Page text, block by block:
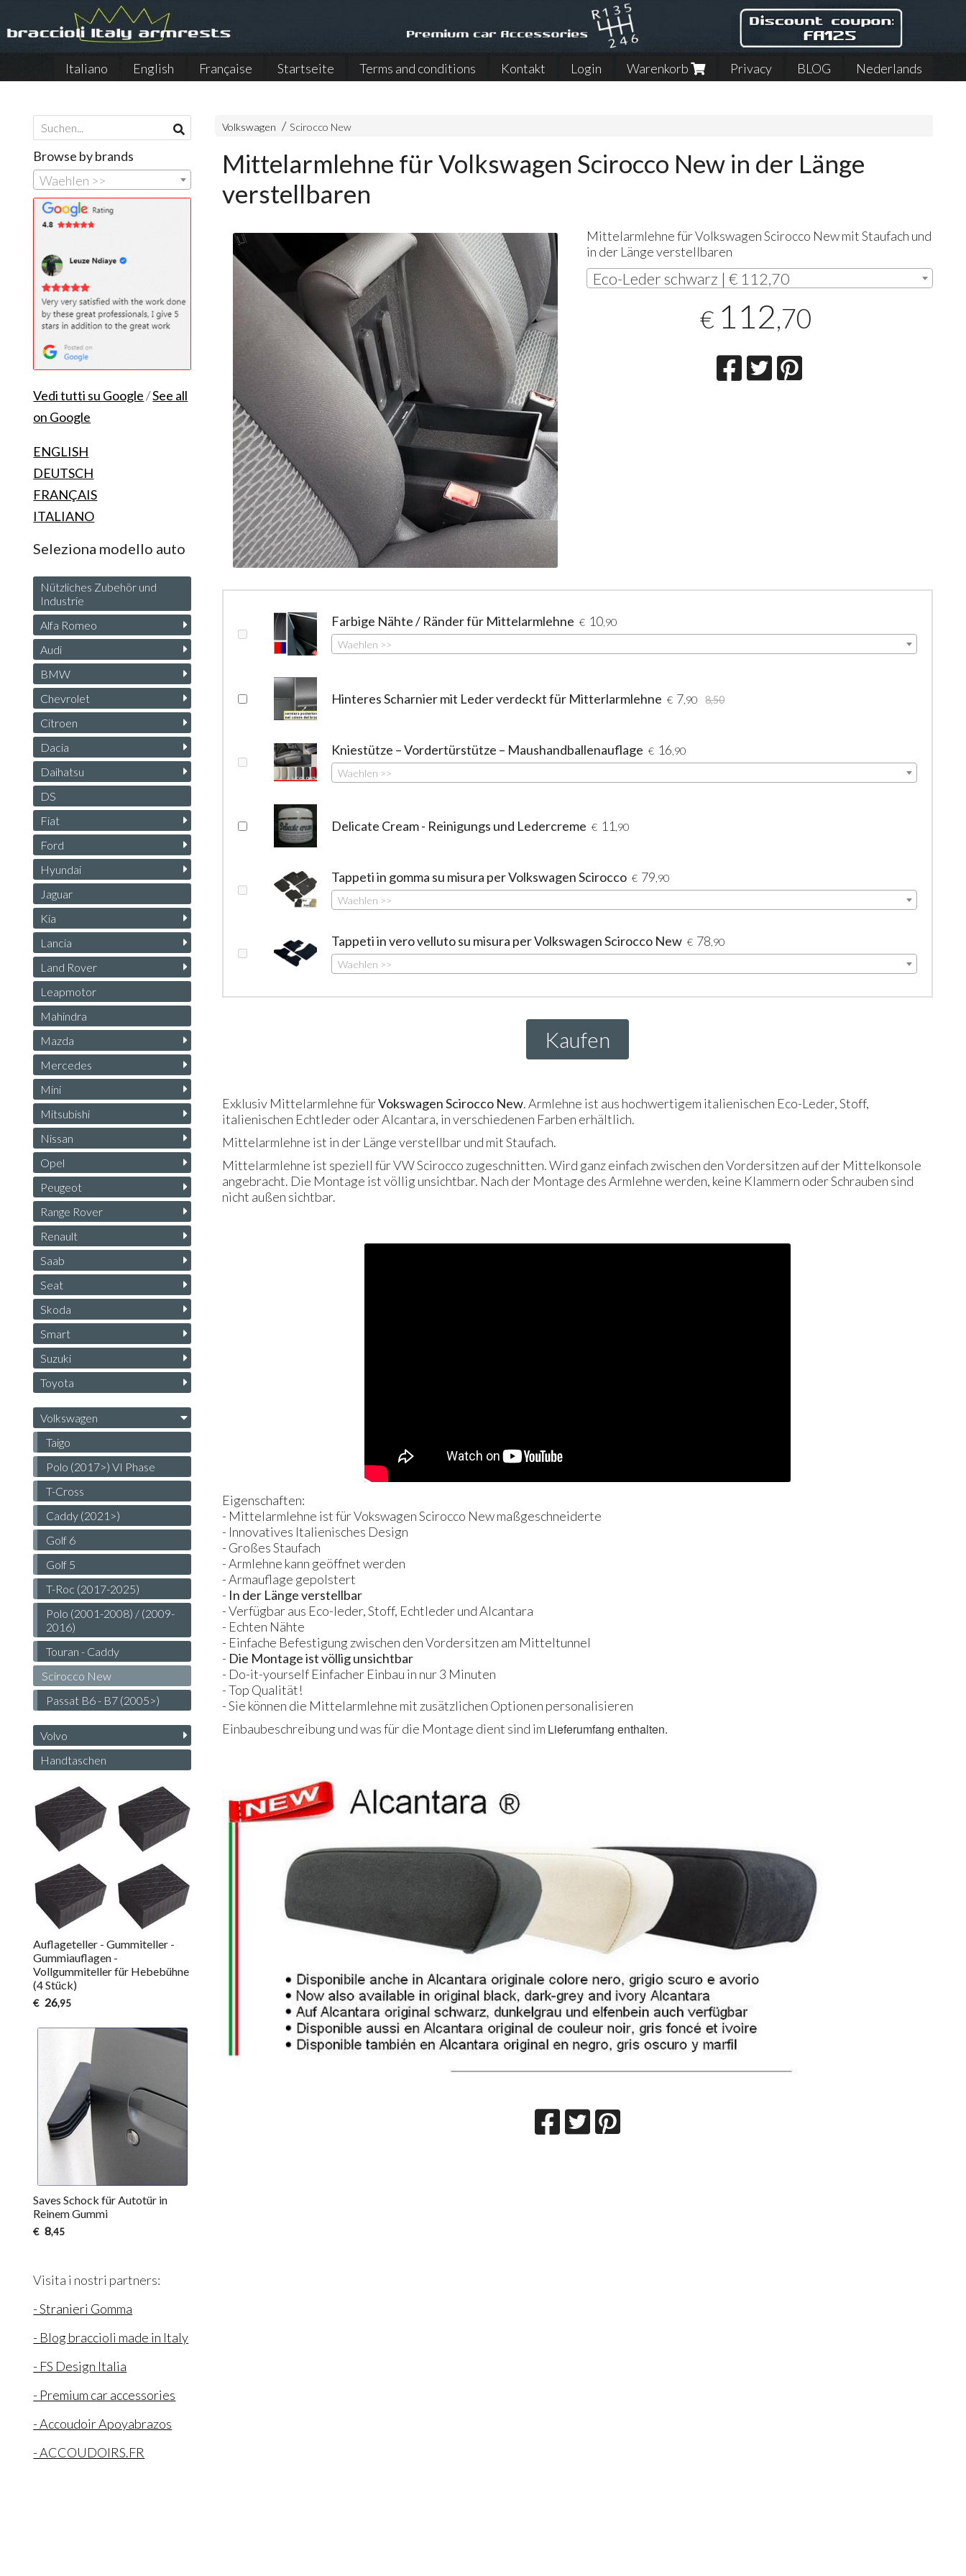
Italiano English Française Startseite Terms and conditions Kontakt Login Warenkorb Privacy BLOG Nederlands
Volkswagen Scirocco New
Mittelarmlehne für Volkswagen Scirocco New in der Länge
verstellbaren
Mittelarmlehne für Volkswagen Scirocco New mit Staufach und
in der Länge verstellbaren
Eco-Leder schwarz | € 112,70
€ 112,70
Farbige Nähte / Ränder für Mittelarmlehne € 10 ,90
Waehlen >>
Hinteres Scharnier mit Leder verdeckt für Mitterlarmlehne € 7 ,90 8,50
Kniestütze – Vordertürstütze – Maushandballenauflage € 16 ,90
Waehlen >>
Delicate Cream - Reinigungs und Ledercreme € 11 ,90
Tappeti in gomma su misura per Volkswagen Scirocco € 79 ,90
Waehlen >>
Tappeti in vero velluto su misura per Volkswagen Scirocco New € 78 ,90
Waehlen >>
Kaufen
Exklusiv Mittelarmlehne fürVokswagen Scirocco New. Armlehne ist aus hochwertigem italienischen Eco-Leder, Stoff,
italienischen Echtleder oder Alcantara, in verschiedenen Farben erhältlich.
Mittelarmlehne ist in der Länge verstellbar und mit Staufach.
Mittelarmlehne ist speziell für VW Scirocco zugeschnitten. Wird ganz einfach zwischen den Vordersitzen auf der Mittelkonsole
angebracht. Die Montage ist völlig unsichtbar. Nach der Montage des Armlehne werden, keine Klammern oder Schrauben sind
nicht außen sichtbar.
Eigenschaften:
- Mittelarmlehne ist für Vokswagen Scirocco New maßgeschneiderte
- Innovatives Italienisches Design
- Großes Staufach
- Armlehne kann geöffnet werden
- Armauflage gepolstert
- In der Länge verstellbar
- Verfügbar aus Eco-leder, Stoff, Echtleder und Alcantara
- Echten Nähte
- Einfache Befestigung zwischen den Vordersitzen am Mitteltunnel
- Die Montage ist völlig unsichtbar
- Do-it-yourself Einfacher Einbau in nur 3 Minuten
- Top Qualität!
- Sie können die Mittelarmlehne mit zusätzlichen Optionen personalisieren
Einbaubeschreibung und was für die Montage dient sind im Lieferumfang enthalten.
Browse by brands
Waehlen >>
Vedi tutti su Google/See all
on Google
ENGLISH
DEUTSCH
FRANÇAIS
ITALIANO
Seleziona modello auto
Nützliches Zubehör und
Industrie
Alfa Romeo
Audi
BMW
Chevrolet
Citroen
Dacia
Daihatsu
DS
Fiat
Ford
Hyundai
Jaguar
Kia
Lancia
Land Rover
Leapmotor
Mahindra
Mazda
Mercedes
Mini
Mitsubishi
Nissan
Opel
Peugeot
Range Rover
Renault
Saab
Seat
Skoda
Smart
Suzuki
Toyota
Volkswagen
Taigo
Polo (2017>) VI Phase
T-Cross
Caddy (2021>)
Golf 6
Golf 5
T-Roc (2017-2025)
Polo (2001-2008) / (2009-
2016)
Touran - Caddy
Scirocco New
Passat B6 - B7 (2005>)
Volvo
Handtaschen
Auflageteller - Gummiteller -
Gummiauflagen -
Vollgummiteller für Hebebühne
(4 Stück)
€ 26,95
Saves Schock für Autotür in
Reinem Gummi
€ 8,45
Visita i nostri partners:
- Stranieri Gomma
- Blog braccioli made in Italy
- FS Design Italia
- Premium car accessories
- Accoudoir Apoyabrazos
- ACCOUDOIRS.FR